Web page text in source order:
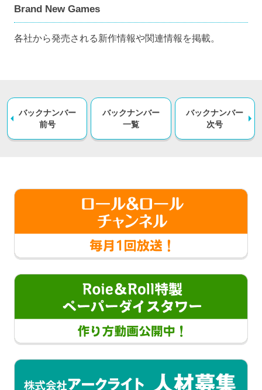
Brand New Games
各社から発売される新作情報や関連情報を掲載。
バックナンバー
前号
バックナンバー
一覧
バックナンバー
次号